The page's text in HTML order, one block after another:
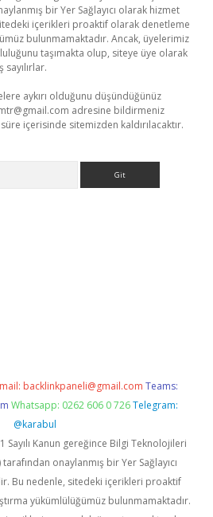
bir Yer Sağlayıcı olarak hizmet
içerikleri proaktif olarak denetleme
bulunmamaktadır. Ancak, üyelerimiz
taşımakta olup, siteye üye olarak
aykırı olduğunu düşündüğünüz
adresine bildirmeniz
içerisinde sitemizden kaldırılacaktır.
backlinkpaneli@gmail.com Teams:
Whatsapp: 0262 606 0 726 Telegram:
@karabul
Sayılı Kanun gereğince Bilgi Teknolojileri
onaylanmış bir Yer Sağlayıcı
Bu nedenle, sitedeki içerikleri proaktif
yükümlülüğümüz bulunmamaktadır.